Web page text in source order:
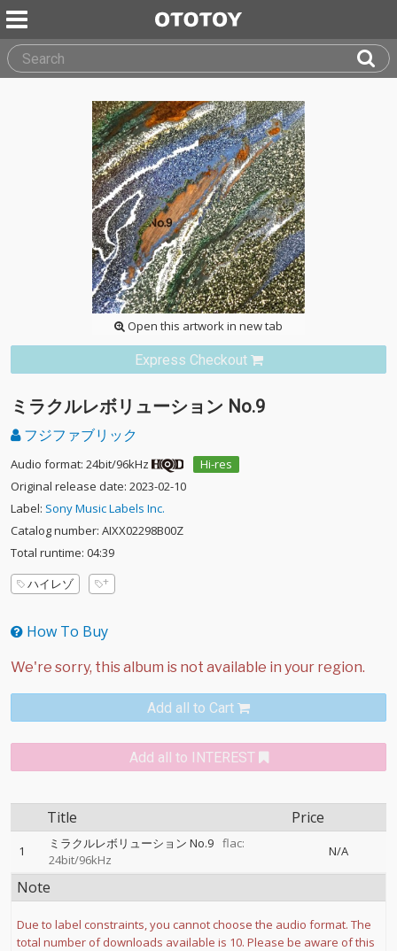
Open this artwork in new tab
Express Checkout
ミラクルレボリューション No.9
フジファブリック
Audio format: 24bit/96kHz
Hi-res
Original release date: 2023-02-10
Label: Sony Music Labels Inc.
Catalog number: AIXX02298B00Z
Total runtime: 04:39
ハイレゾ
How To Buy
Add all to Cart
Add all to INTEREST
Title Price
1 ミラクルレボリューション No.9 flac:
24bit/96kHz
N/A
Note
Due to label constraints, you cannot choose the audio format. The
total number of downloads available is 10. Please be aware of this